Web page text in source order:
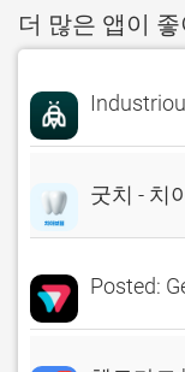
더 많은 앱이
굿치 - 치
Posted: